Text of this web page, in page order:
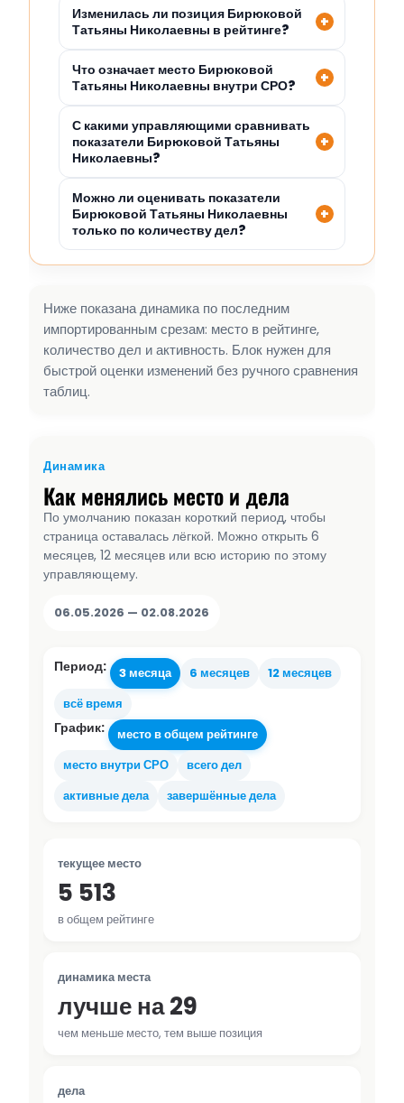
Изменилась ли позиция Бирюковой
Татьяны Николаевны в рейтинге?
Что означает место Бирюковой
Татьяны Николаевны внутри СРО?
С какими управляющими сравнивать
показатели Бирюковой Татьяны
Николаевны?
Можно ли оценивать показатели
Бирюковой Татьяны Николаевны
только по количеству дел?
Ниже показана динамика по последним
импортированным срезам: место в рейтинге,
количество дел и активность. Блок нужен для
быстрой оценки изменений без ручного сравнения
таблиц.
Динамика
Как менялись место и дела
По умолчанию показан короткий период, чтобы
страница оставалась лёгкой. Можно открыть 6
месяцев, 12 месяцев или всю историю по этому
управляющему.
06.05.2026 — 02.08.2026
Период: 3 месяца 6 месяцев
12 месяцев
всё время
График:
место в общем рейтинге
место внутри СРО
всего дел
активные дела
завершённые дела
текущее место
5 513
в общем рейтинге
динамика места
лучше на 29
чем меньше место, тем выше позиция
дела